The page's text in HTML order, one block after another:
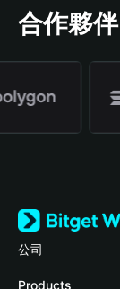
合作夥伴
公司
關於 Bitget Wallet
Products